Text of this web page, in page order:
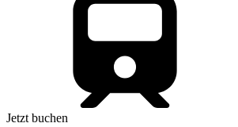
Jetzt buchen